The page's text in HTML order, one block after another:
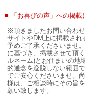
■ 「お喜びの声」への掲載
※頂きましたお問い合わ
サイトやDM上に掲載され
予めご了承くださいませ
に基づき、掲載させて頂
ルネーム)とお住まいの地
的通念を逸脱しない範囲
でご安心くださいませ。
様は、ご相談時にその旨
願い致します。